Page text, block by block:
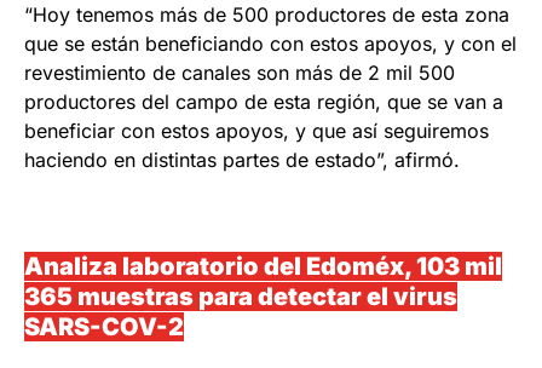
“Hoy tenemos más de 500 productores de esta zona
que se están beneficiando con estos apoyos, y con el
revestimiento de canales son más de 2 mil 500
productores del campo de esta región, que se van a
beneficiar con estos apoyos, y que así seguiremos
haciendo en distintas partes de estado”, afirmó.
Analiza laboratorio del Edoméx, 103 mil
365 muestras para detectar el virus
SARS-COV-2